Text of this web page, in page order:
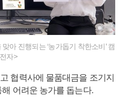
아 진행되는 ‘농가돕기 착한소비’ 캠
자>
협력사에 물품대금을 조기지
어려운 농가를 돕는다.